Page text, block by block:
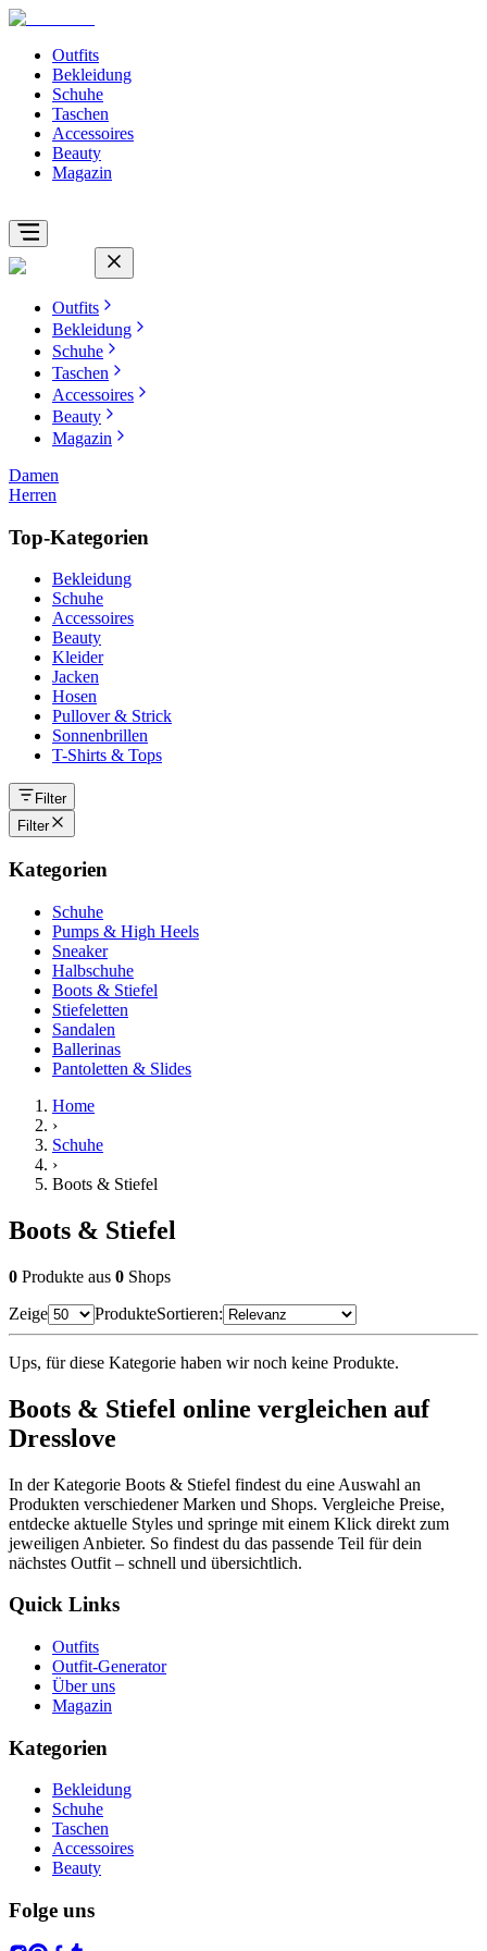
Outfits
Bekleidung
Schuhe
Taschen
Accessoires
Beauty
Magazin
Outfits
Bekleidung
Schuhe
Taschen
Accessoires
Beauty
Magazin
Damen
Herren
Top-Kategorien
Bekleidung
Schuhe
Accessoires
Beauty
Kleider
Jacken
Hosen
Pullover & Strick
Sonnenbrillen
T-Shirts & Tops
Filter
Filter
Kategorien
Schuhe
Pumps & High Heels
Sneaker
Halbschuhe
Boots & Stiefel
Stiefeletten
Sandalen
Ballerinas
Pantoletten & Slides
Home
›
Schuhe
›
Boots & Stiefel
Boots & Stiefel
0 Produkte aus 0 Shops
Zeige
ProdukteSortieren:
Ups, für diese Kategorie haben wir noch keine Produkte.
Boots & Stiefel online vergleichen auf
Dresslove
In der Kategorie Boots & Stiefel findest du eine Auswahl an
Produkten verschiedener Marken und Shops. Vergleiche Preise,
entdecke aktuelle Styles und springe mit einem Klick direkt zum
jeweiligen Anbieter. So findest du das passende Teil für dein
nächstes Outfit – schnell und übersichtlich.
Quick Links
Outfits
Outfit-Generator
Über uns
Magazin
Kategorien
Bekleidung
Schuhe
Taschen
Accessoires
Beauty
Folge uns